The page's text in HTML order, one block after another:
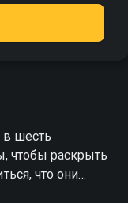
шесть
чтобы раскрыть
что они
и общаться